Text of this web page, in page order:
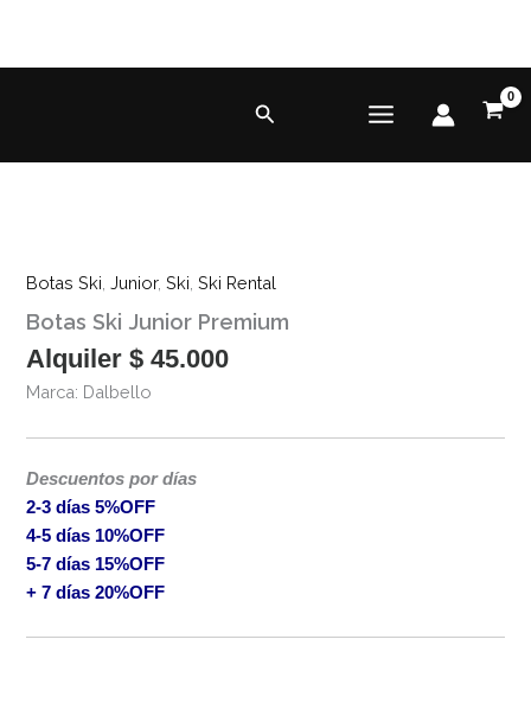
contenido
Buscar
Botas Ski,Junior,Ski,Ski Rental
Botas Ski Junior Premium
Alquiler$ 45.000
Marca: Dalbello
Descuentos por días
2-3 días 5%OFF
4-5 días 10%OFF
5-7 días 15%OFF
+ 7 días 20%OFF
Ski
Premium
cantidad